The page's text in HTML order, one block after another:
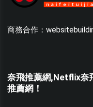
商務合作：
奈飛推薦網,Netflix奈
推薦網！